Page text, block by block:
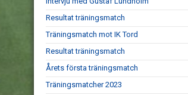
Resultat träningsmatch
Träningsmatch mot IK Tord
Resultat träningsmatch
Årets första träningsmatch
Träningsmatcher 2023